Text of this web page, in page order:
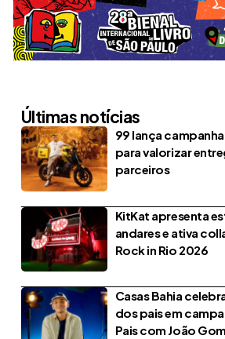
Últimas notícias
99 lança
para valorizar
parceiros
KitKat apresenta
andares e ativa
Rock in Rio 2026
Casas Bahia
dos pais em
Pais com João